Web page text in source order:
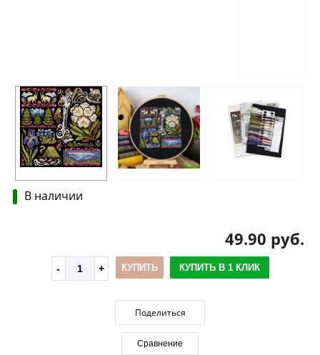
В наличии
49.90 руб.
КУПИТЬ КУПИТЬ В 1 КЛИК
Поделиться
Сравнение